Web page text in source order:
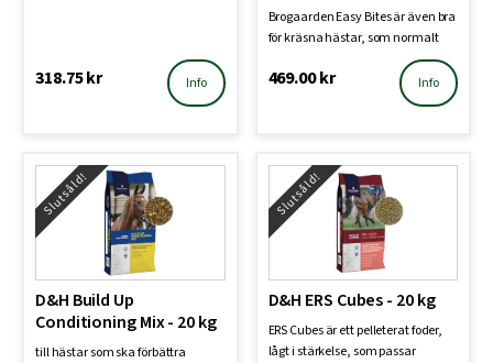
318.75kr Info
Brogaarden Easy Bites är även bra
för kräsna hästar, som normalt
469.00kr Info
Slutsåld!
D&H Build Up
Conditioning Mix - 20 kg
till hästar som ska förbättra
Slutsåld!
D&H ERS Cubes - 20 kg
ERS Cubes är ett pelleterat foder,
lågt i stärkelse, som passar